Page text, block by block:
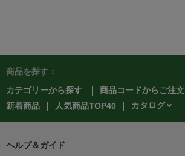
商品を探す：
カテゴリーから探す
商品コードからご注文
新着商品
人気商品TOP40 カタログ
ヘルプ＆ガイド